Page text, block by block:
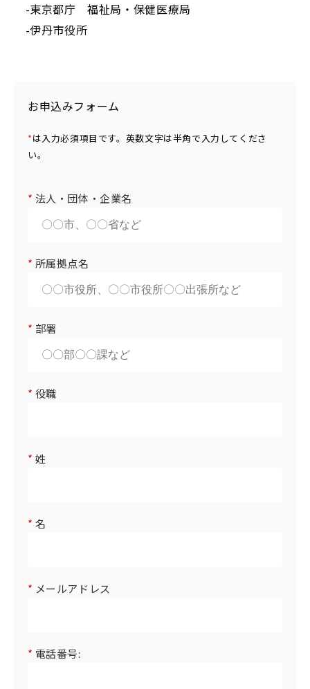
-東京都庁 福祉局・保健医療局
-伊丹市役所
お申込みフォーム
*は入力必須項目です。英数文字は半角で入力してくださ
い。
* 法人・団体・企業名
* 所属拠点名
* 部署
* 役職
* 姓
* 名
* メールアドレス
* 電話番号: